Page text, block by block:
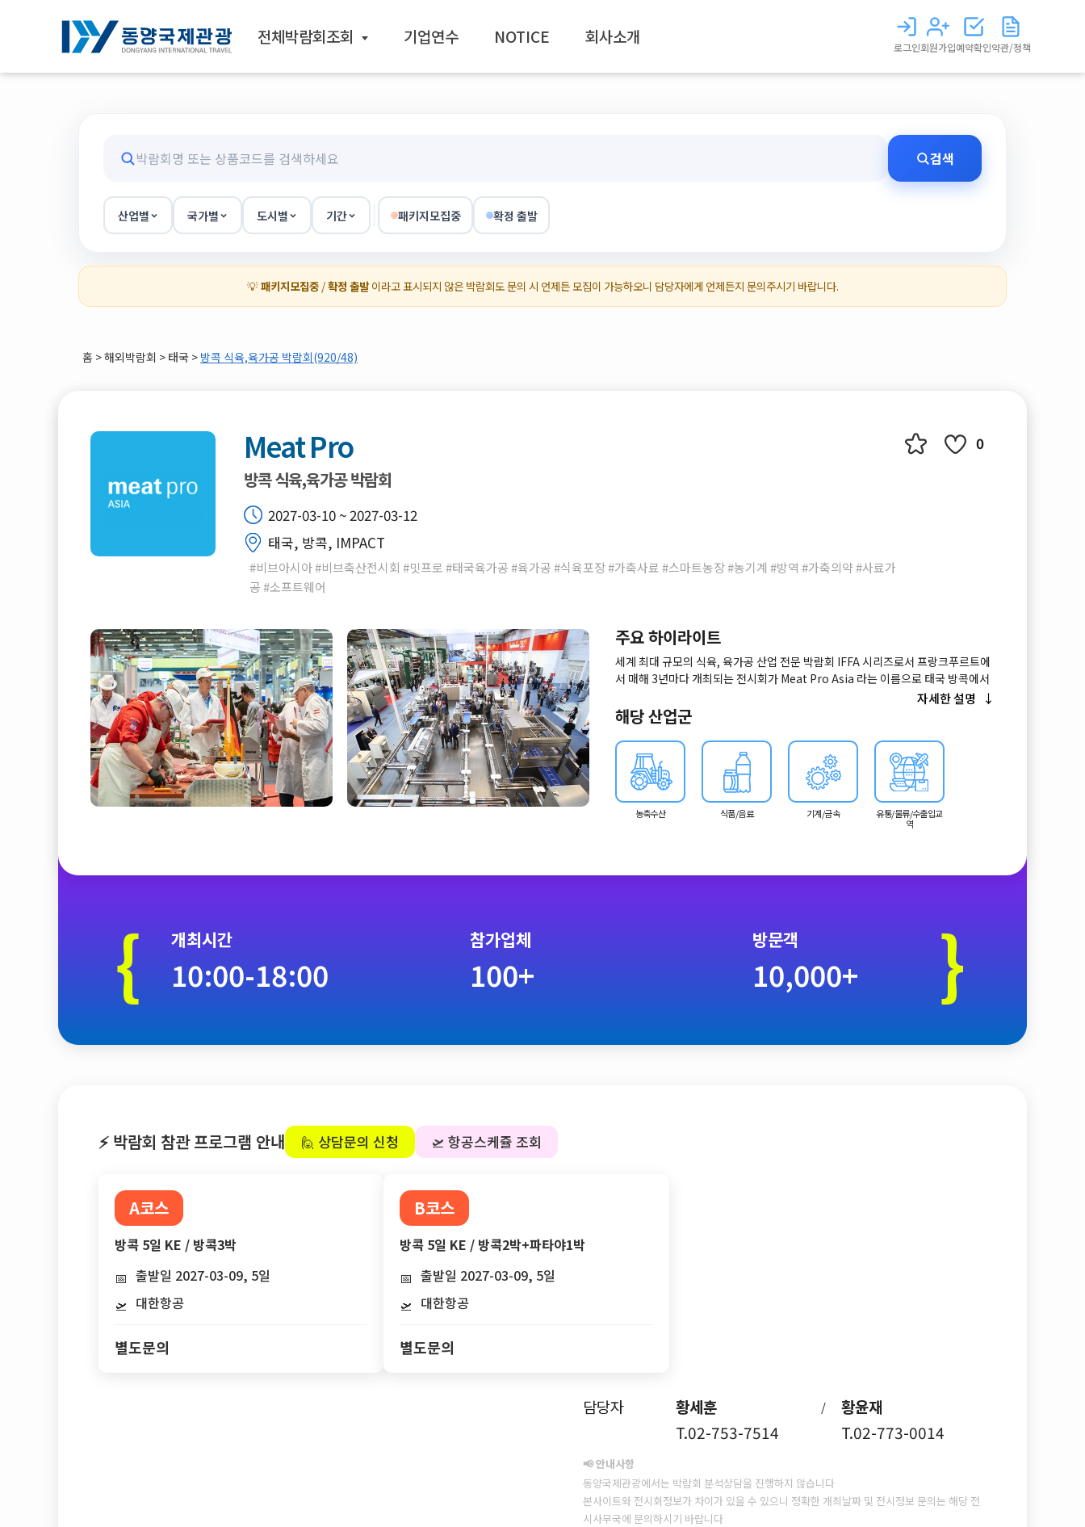
전체박람회조회 기업연수 NOTICE 회사소개
로그인회원가입예약확인약관/정책
검색
산업별 국가별 도시별 기간 패키지모집중 확정 출발
💡패키지모집중/확정 출발이라고 표시되지 않은 박람회도 문의 시 언제든 모집이 가능하오니 담당자에게 언제든지 문의주시기 바랍니다.
홈 >해외박람회 > 태국 > 방콕 식육,육가공 박람회(920/48)
Meat Pro
방콕 식육,육가공 박람회
2027-03-10 ~ 2027-03-12
태국, 방콕, IMPACT
#비브아시아 #비브축산전시회 #밋프로 #태국육가공 #육가공 #식육포장 #가축사료 #스마트농장 #농기계 #방역 #가축의약 #사료가
공 #소프트웨어
0
주요 하이라이트
세계 최대 규모의 식육, 육가공 산업 전문 박람회 IFFA 시리즈로서 프랑크푸르트에
서 매해 3년마다 개최되는 전시회가 Meat Pro Asia 라는 이름으로 태국 방콕에서
자세한 설명
해당 산업군
농축수산 식품/음료 기계/금속
유통/물류/수출입교
역
{ 개최시간 참가업체 방문객
10:00-18:00 100+ 10,000+ }
⚡ 박람회 참관 프로그램 안내 🙋 상담문의 신청 🛫 항공스케쥴 조회
A코스
방콕 5일 KE / 방콕3박
📅 출발일 2027-03-09, 5일
🛫 대한항공
별도문의
B코스
방콕 5일 KE / 방콕2박+파타야1박
📅 출발일 2027-03-09, 5일
🛫 대한항공
별도문의
담당자 황세훈 /
황윤재
T.02-753-7514
T.02-773-0014
📢 안내사항
동양국제관광에서는 박람회 분석상담을 진행하지 않습니다
본사이트와 전시회정보가 차이가 있을 수 있으니 정확한 개최날짜 및 전시정보 문의는 해당 전
시사무국에 문의하시기 바랍니다